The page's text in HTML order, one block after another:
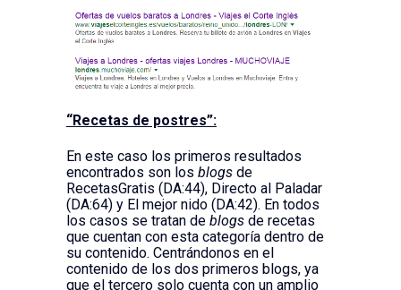
“Recetas de postres”:
En este caso los primeros resultados
encontrados son los blogs de
RecetasGratis (DA:44), Directo al Paladar
(DA:64) y El mejor nido (DA:42). En todos
los casos se tratan de blogs de recetas
que cuentan con esta categoría dentro de
su contenido. Centrándonos en el
contenido de los dos primeros blogs, ya
que el tercero solo cuenta con un amplio